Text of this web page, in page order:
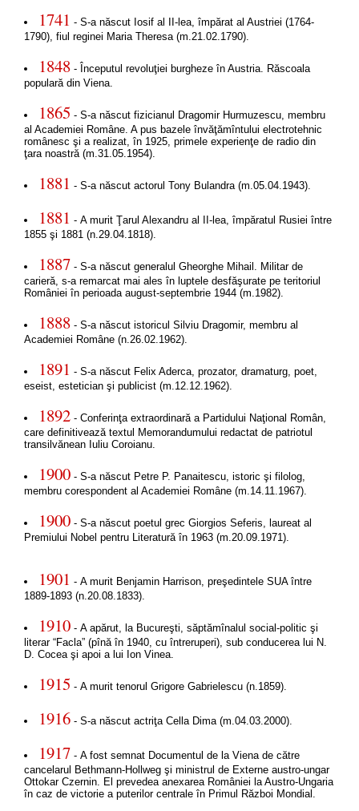
1741 - S-a născut Iosif al II-lea, împărat al Austriei (1764-
1790), fiul reginei Maria Theresa (m.21.02.1790).
1848- Începutul revoluţiei burgheze în Austria. Răscoala
populară din Viena.
1865 - S-a născut fizicianul Dragomir Hurmuzescu, membru
al Academiei Române. A pus bazele învăţămîntului electrotehnic
românesc şi a realizat, în 1925, primele experienţe de radio din
ţara noastră (m.31.05.1954).
1881 - S-a născut actorul Tony Bulandra (m.05.04.1943).
1881 - A murit Ţarul Alexandru al II-lea, împăratul Rusiei între
1855 şi 1881 (n.29.04.1818).
1887 - S-a născut generalul Gheorghe Mihail. Militar de
carieră, s-a remarcat mai ales în luptele desfăşurate pe teritoriul
României în perioada august-septembrie 1944 (m.1982).
1888- S-a născut istoricul Silviu Dragomir, membru al
Academiei Române (n.26.02.1962).
1891 - S-a născut Felix Aderca, prozator, dramaturg, poet,
eseist, estetician şi publicist (m.12.12.1962).
1892- Conferinţa extraordinară a Partidului Naţional Român,
care definitivează textul Memorandumului redactat de patriotul
transilvănean Iuliu Coroianu.
1900- S-a născut Petre P. Panaitescu, istoric şi filolog,
membru corespondent al Academiei Române (m.14.11.1967).
1900- S-a născut poetul grec Giorgios Seferis, laureat al
Premiului Nobel pentru Literatură în 1963 (m.20.09.1971).
1901 - A murit Benjamin Harrison, preşedintele SUA între
1889-1893 (n.20.08.1833).
1910- A apărut, la Bucureşti, săptămînalul social-politic şi
literar “Facla” (pînă în 1940, cu întreruperi), sub conducerea lui N.
D. Cocea şi apoi a lui Ion Vinea.
1915 - A murit tenorul Grigore Gabrielescu (n.1859).
1916- S-a născut actriţa Cella Dima (m.04.03.2000).
1917 - A fost semnat Documentul de la Viena de către
cancelarul Bethmann-Hollweg şi ministrul de Externe austro-ungar
Ottokar Czernin. El prevedea anexarea României la Austro-Ungaria
în caz de victorie a puterilor centrale în Primul Război Mondial.